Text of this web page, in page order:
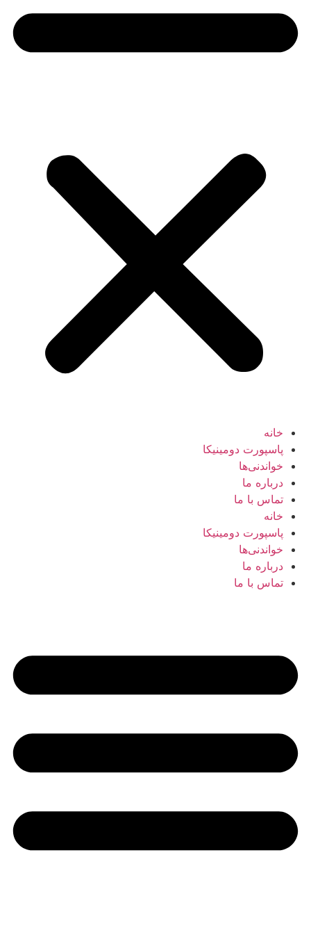
خانه
پاسپورت دومینیکا
خواندنی‌ها
درباره ما
تماس با ما
خانه
پاسپورت دومینیکا
خواندنی‌ها
درباره ما
تماس با ما